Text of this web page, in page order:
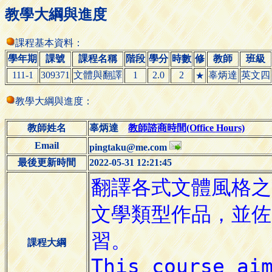
教學大綱與進度
課程基本資料：
學年期
課號 課程名稱 階段 學分 時數 修 教師
班級
111-1
309371 文體與翻譯 1 2.0 2 ★ 辜炳達 英文四
教學大綱與進度：
教師姓名 辜炳達教師諮商時間(Office Hours)
Email
pingtaku@me.com
最後更新時間
2022-05-31 12:21:45
課程大綱